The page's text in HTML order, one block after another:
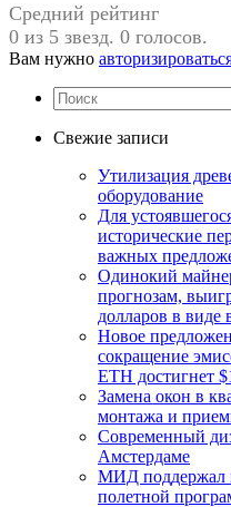
Средний рейтинг
0 из 5 звезд. 0 голосов.
Вам нужно
Свежие записи
Утилизация
оборудование
Для
исторические
важных
Одинокий
прогнозам,
долларов в виде
Новое
сокращение
ETH достигнет
Замена окон в
монтажа и
Современный
Амстердаме
МИД поддержал
полетной